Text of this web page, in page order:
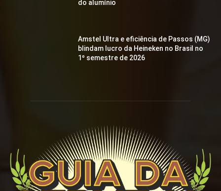
do alumínio
Amstel Ultra e eficiência de Passos (MG)
blindam lucro da Heineken no Brasil no
1º semestre de 2026